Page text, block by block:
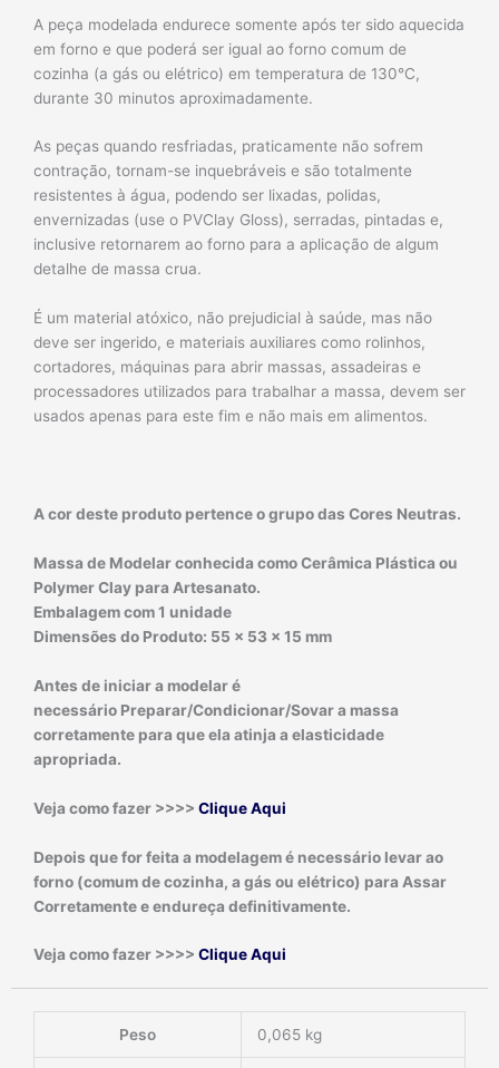
A peça modelada endurece somente após ter sido aquecida
em forno e que poderá ser igual ao forno comum de
cozinha (a gás ou elétrico) em temperatura de 130°C,
durante 30 minutos aproximadamente.
As peças quando resfriadas, praticamente não sofrem
contração, tornam-se inquebráveis e são totalmente
resistentes à água, podendo ser lixadas, polidas,
envernizadas (use o PVClay Gloss), serradas, pintadas e,
inclusive retornarem ao forno para a aplicação de algum
detalhe de massa crua.
É um material atóxico, não prejudicial à saúde, mas não
deve ser ingerido, e materiais auxiliares como rolinhos,
cortadores, máquinas para abrir massas, assadeiras e
processadores utilizados para trabalhar a massa, devem ser
usados apenas para este fim e não mais em alimentos.
A cor deste produto pertence o grupo das Cores Neutras.
Massa de Modelar conhecida como Cerâmica Plástica ou
Polymer Clay para Artesanato.
Embalagem com 1 unidade
Dimensões do Produto: 55 x 53 x 15 mm
Antes de iniciar a modelar é
necessário Preparar/Condicionar/Sovara massa
corretamente para que ela atinja a elasticidade
apropriada.
Veja como fazer >>>> Clique Aqui
Depois que for feita a modelagem é necessário levar ao
forno (comum de cozinha, a gás ou elétrico) para Assar
Corretamentee endureça definitivamente.
Veja como fazer >>>> Clique Aqui
Peso 0,065 kg